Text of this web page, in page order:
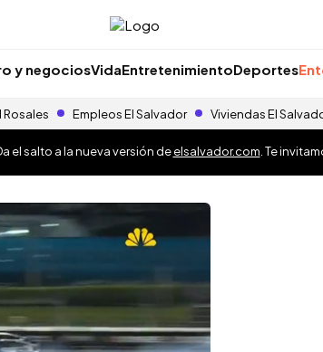
y negociosVidaEntretenimientoDeportes
Empleos El Salvador Viviendas El
el salto a la nueva versión deelsalvador.com . Te